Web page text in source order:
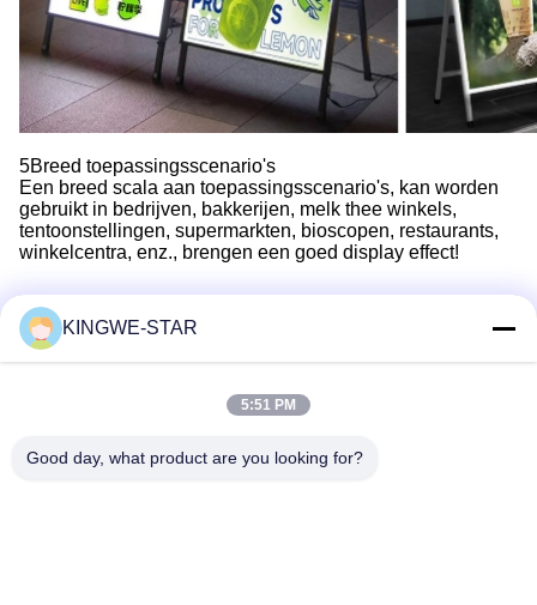
5Breed toepassingsscenario's
Een breed scala aan toepassingsscenario's, kan worden
gebruikt in bedrijven, bakkerijen, melk thee winkels,
tentoonstellingen, supermarkten, bioscopen, restaurants,
winkelcentra, enz., brengen een goed display effect!
Verbouwingsbedrijf Xintang, Baishixia, Fuyong Street, Baoan
KINGWE-STAR
5:51 PM
Good day, what product are you looking for?